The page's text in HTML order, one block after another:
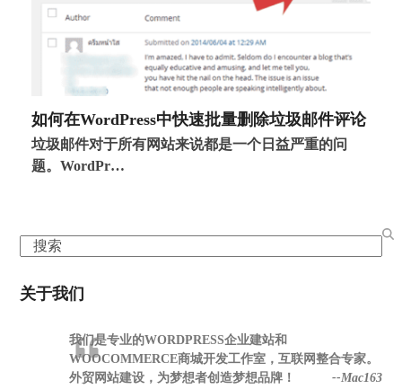
如何在WordPress中快速批量删除垃圾邮件评论
垃圾邮件对于所有网站来说都是一个日益严重的问
题。WordPr…
Search
关于我们
我们是专业的WORDPRESS企业建站和
WOOCOMMERCE商城开发工作室，互联网整合专家。
外贸网站建设，为梦想者创造梦想品牌！
--Mac163